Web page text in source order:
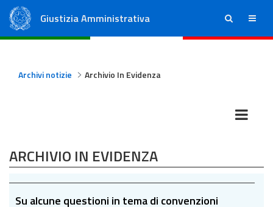
Giustizia Amministrativa ricerca menu
Archivi notizie Archivio In Evidenza
ARCHIVIO IN EVIDENZA
Su alcune questioni in tema di convenzioni